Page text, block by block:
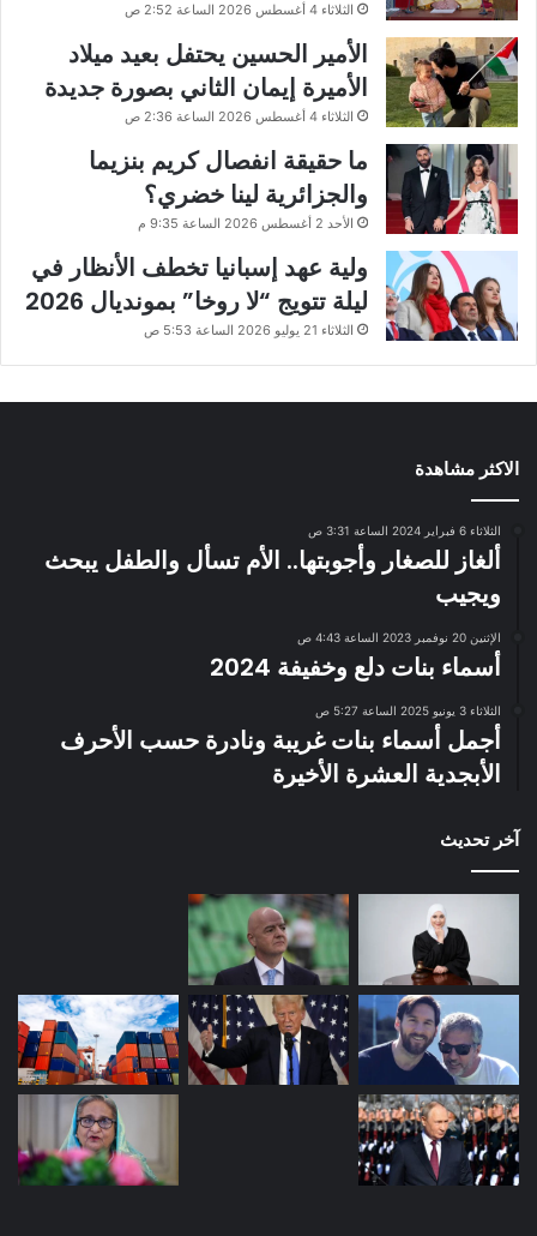
الثلاثاء 4 أغسطس 2026 الساعة 2:52 ص
الأمير الحسين يحتفل بعيد ميلاد
الأميرة إيمان الثاني بصورة جديدة
الثلاثاء 4 أغسطس 2026 الساعة 2:36 ص
ما حقيقة انفصال كريم بنزيما
والجزائرية لينا خضري؟
الأحد 2 أغسطس 2026 الساعة 9:35 م
ولية عهد إسبانيا تخطف الأنظار في
ليلة تتويج “لا روخا” بمونديال 2026
الثلاثاء 21 يوليو 2026 الساعة 5:53 ص
الاكثر مشاهدة
الثلاثاء 6 فبراير 2024 الساعة 3:31 ص
ألغاز للصغار وأجوبتها.. الأم تسأل والطفل يبحث
ويجيب
الإثنين 20 نوفمبر 2023 الساعة 4:43 ص
أسماء بنات دلع وخفيفة 2024
الثلاثاء 3 يونيو 2025 الساعة 5:27 ص
أجمل أسماء بنات غريبة ونادرة حسب الأحرف
الأبجدية العشرة الأخيرة
آخر تحديث